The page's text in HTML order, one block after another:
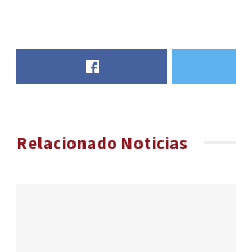
Relacionado Noticias